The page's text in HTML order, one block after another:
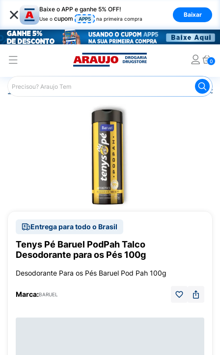
× Baixe o APP e ganhe 5% OFF!
Use o cupom APP5 na primeira compra
Baixar
0
Araujo Higiene Pessoal Talco
Entrega para todo o Brasil
Tenys Pé Baruel PodPah Talco
Desodorante para os Pés 100g
Desodorante Para os Pés Baruel Pod Pah 100g
Marca:BARUEL